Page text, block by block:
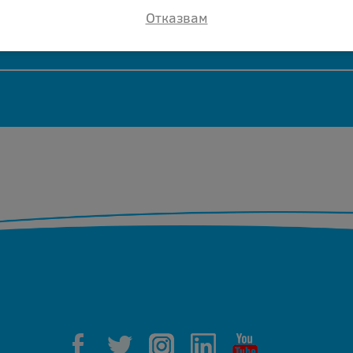
непрезареждани и неповредени касети, които
обслужване, така и на другите хора
възнамеряващи да закупят etc cb541av 2283.
Отказвам